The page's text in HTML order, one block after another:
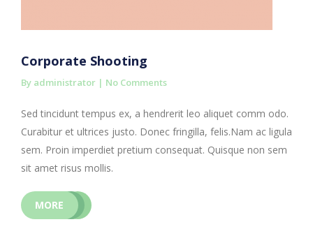
Corporate Shooting
By administrator | No Comments
Sed tincidunt tempus ex, a hendrerit leo aliquet comm odo.
Curabitur et ultrices justo. Donec fringilla, felis.Nam ac ligula
sem. Proin imperdiet pretium consequat. Quisque non sem
sit amet risus mollis.
MORE